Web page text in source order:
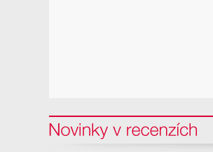
Novinky v recenzi